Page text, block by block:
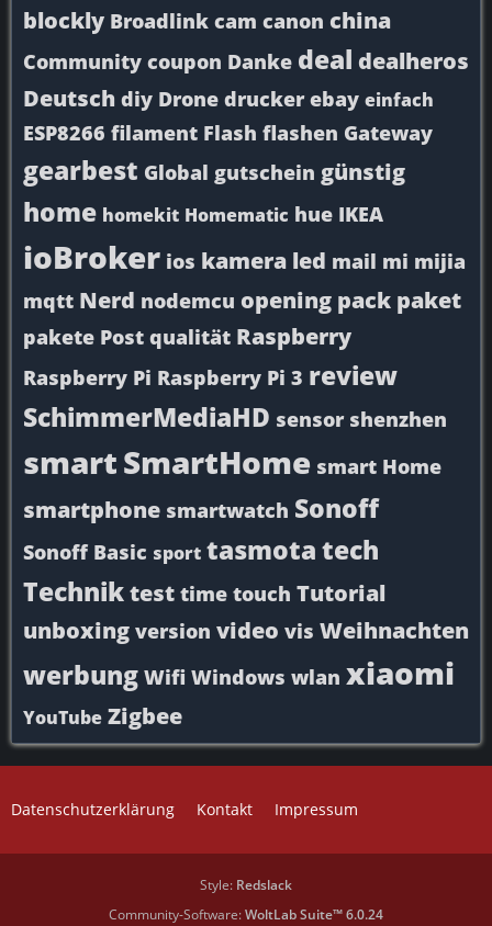
blockly Broadlink cam canon china
Community coupon Danke deal dealheros
Deutsch diy Drone drucker ebay einfach
ESP8266 filament Flash flashen Gateway
gearbest Global gutschein günstig
home homekit Homematic hue IKEA
ioBroker ios kamera led mail mi mijia
mqtt Nerd nodemcu opening pack paket
pakete Post qualität Raspberry
Raspberry Pi Raspberry Pi 3 review
SchimmerMediaHD sensor shenzhen
smartSmartHome smart Home
smartphone smartwatch Sonoff
Sonoff Basic sport tasmotatech
Techniktest time touch Tutorial
unboxing version video vis Weihnachten
werbung Wifi Windows wlan xiaomi
YouTube Zigbee
Datenschutzerklärung Kontakt Impressum
Style: Redslack
Community-Software:WoltLab Suite™ 6.0.24